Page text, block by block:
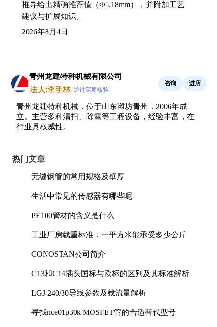
推导给出精确推荐值（Φ5.18mm），并附加工艺
建议与扩展知识。
2026年8月4日
青州龙建特种机械有限公司
法人:李明林 通过深度核验
咨询 进店
青州龙建特种机械，位于山东潍坊青州，2006年成
立。主营多种清扫、除雪等工程设备，经验丰富，在
行业具权威性。
热门文章
无缝钢管的常用规格及壁厚
生活中常见的传感器有哪些呢
PE100管材的含义是什么
工业厂房载重标准：一平方米能承受多少公斤
CONOSTAN公司简介
C13和C14插头国标与欧标的区别及其标准解析
LGJ-240/30导线参数及载流量解析
寻找nce01p30k MOSFET管的合适替代型号